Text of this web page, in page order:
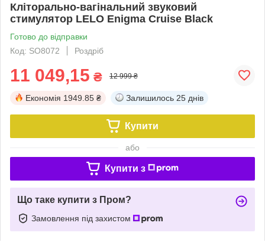
Кліторально-вагінальний звуковий
стимулятор LELO Enigma Cruise Black
Готово до відправки
Код: SO8072
Роздріб
11 049,15 ₴ 12 999 ₴
Економія 1949.85 ₴ Залишилось 25 днів
Купити
або
Купити з
Що таке купити з Пром?
Замовлення під захистом